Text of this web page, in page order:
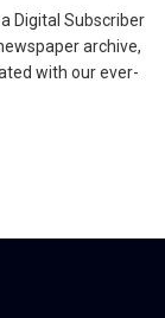
Digital Subscriber
archive,
with our ever-